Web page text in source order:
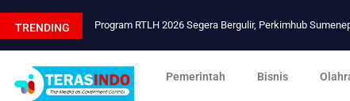
TRENDING Program RTLH 2026 Segera Bergulir, Perkimhub
Pemerintah Bisnis